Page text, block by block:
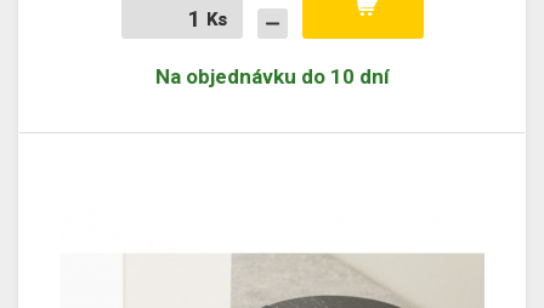
Ks
Ks
Na objednávku do 10 dní